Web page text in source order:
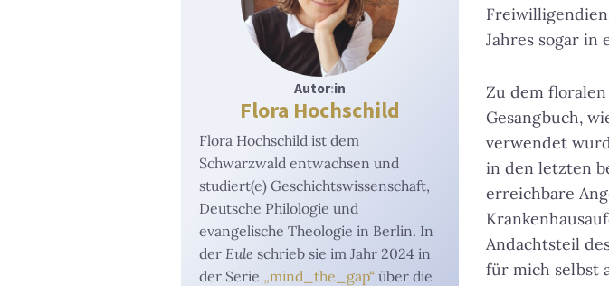
Autor:in
Flora Hochschild
Flora Hochschild ist dem
Schwarzwald entwachsen und
studiert(e) Geschichtswissenschaft,
Deutsche Philologie und
evangelische Theologie in Berlin. In
der Eule schrieb sie im Jahr 2024 in
der Serie „mind_the_gap“ über die
Jahres sogar in
Zu dem
Gesangbuch,
verwendet
in den letzten
erreichbare
Andachtsteil
für mich selbst